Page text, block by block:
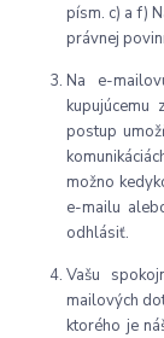
písm. c) a f)
právnej
Na e-
postup
možno
e-mailu
odhlásiť.
Vašu
mailových
ktorého je